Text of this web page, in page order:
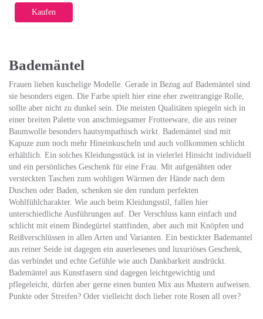
36, Grau
(hellgrau 204)
Kaufen
Bademäntel
Frauen lieben kuschelige Modelle. Gerade in Bezug auf Bademäntel sind
sie besonders eigen. Die Farbe spielt hier eine eher zweitrangige Rolle,
sollte aber nicht zu dunkel sein. Die meisten Qualitäten spiegeln sich in
einer breiten Palette von anschmiegsamer Frotteeware, die aus reiner
Baumwolle besonders hautsympathisch wirkt. Bademäntel sind mit
Kapuze zum noch mehr Hineinkuscheln und auch vollkommen schlicht
erhältlich. Ein solches Kleidungsstück ist in vielerlei Hinsicht individuell
und ein persönliches Geschenk für eine Frau. Mit aufgenähten oder
versteckten Taschen zum wohligen Wärmen der Hände nach dem
Duschen oder Baden, schenken sie den rundum perfekten
Wohlfühlcharakter. Wie auch beim Kleidungsstil, fallen hier
unterschiedliche Ausführungen auf. Der Verschluss kann einfach und
schlicht mit einem Bindegürtel stattfinden, aber auch mit Knöpfen und
Reißverschlüssen in allen Arten und Varianten. Ein bestickter Bademantel
aus reiner Seide ist dagegen ein auserlesenes und luxuriöses Geschenk,
das verbindet und echte Gefühle wie auch Dankbarkeit ausdrückt.
Bademäntel aus Kunstfasern sind dagegen leichtgewichtig und
pflegeleicht, dürfen aber gerne einen bunten Mix aus Mustern aufweisen.
Punkte oder Streifen? Oder vielleicht doch lieber rote Rosen all over?